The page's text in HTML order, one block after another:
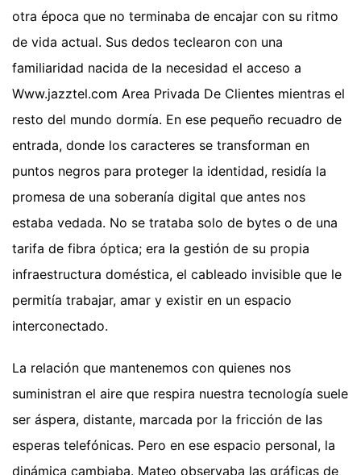
otra época que no terminaba de encajar con su ritmo
de vida actual. Sus dedos teclearon con una
familiaridad nacida de la necesidad el acceso a
Www.jazztel.com Area Privada De Clientes mientras el
resto del mundo dormía. En ese pequeño recuadro de
entrada, donde los caracteres se transforman en
puntos negros para proteger la identidad, residía la
promesa de una soberanía digital que antes nos
estaba vedada. No se trataba solo de bytes o de una
tarifa de fibra óptica; era la gestión de su propia
infraestructura doméstica, el cableado invisible que le
permitía trabajar, amar y existir en un espacio
interconectado.
La relación que mantenemos con quienes nos
suministran el aire que respira nuestra tecnología suele
ser áspera, distante, marcada por la fricción de las
esperas telefónicas. Pero en ese espacio personal, la
dinámica cambiaba. Mateo observaba las gráficas de